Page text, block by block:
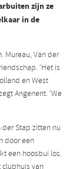
zijn ze
in de
Mureau, Van der
‘Het is
en West
Angenent. ‘We
Stap zitten nu
door een
een hoosbui los.